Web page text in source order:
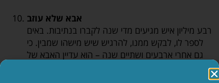
אבא שלא עוזב
רבע מיליון איש מגיעים מדי שנה לקברו בנתיבות. באים
לספר לו, לבקש ממנו, להרגיש שיש מישהו שמבין. כי
גם אחרי ארבעים ושתיים שנה – הוא עדיין האבא של